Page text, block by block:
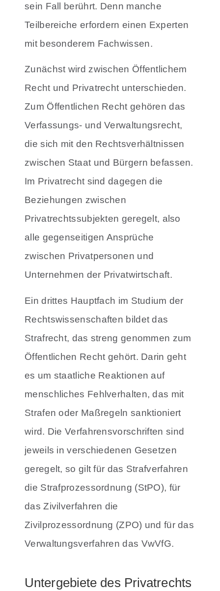
sein Fall berührt. Denn manche
Teilbereiche erfordern einen Experten
mit besonderem Fachwissen.
Zunächst wird zwischen Öffentlichem
Recht und Privatrecht unterschieden.
Zum Öffentlichen Recht gehören das
Verfassungs- und Verwaltungsrecht,
die sich mit den Rechtsverhältnissen
zwischen Staat und Bürgern befassen.
Im Privatrecht sind dagegen die
Beziehungen zwischen
Privatrechtssubjekten geregelt, also
alle gegenseitigen Ansprüche
zwischen Privatpersonen und
Unternehmen der Privatwirtschaft.
Ein drittes Hauptfach im Studium der
Rechtswissenschaften bildet das
Strafrecht, das streng genommen zum
Öffentlichen Recht gehört. Darin geht
es um staatliche Reaktionen auf
menschliches Fehlverhalten, das mit
Strafen oder Maßregeln sanktioniert
wird. Die Verfahrensvorschriften sind
jeweils in verschiedenen Gesetzen
geregelt, so gilt für das Strafverfahren
die Strafprozessordnung (StPO), für
das Zivilverfahren die
Zivilprozessordnung (ZPO) und für das
Verwaltungsverfahren das VwVfG.
Untergebiete des Privatrechts